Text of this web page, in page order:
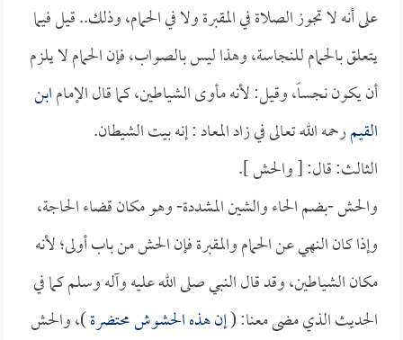
على أنه لا تجوز الصلاة في المقبرة ولا في الحمام، وذلك.. قيل فيما
يتعلق بالحمام للنجاسة، وهذا ليس بالصواب، فإن الحمام لا يلزم
أن يكون نجساً، وقيل: لأنه مأوى الشياطين، كما قال الإمامابن
القيمرحمه الله تعالى في زاد المعاد : إنه بيت الشيطان.
الثالث: قال: [ والحش ].
والحش -بضم الحاء والشين المشددة- وهو مكان قضاء الحاجة،
وإذا كان النهي عن الحمام والمقبرة فإن الحش من باب أولى؛ لأنه
مكان الشياطين، وقد قال النبي صلى الله عليه وآله وسلم كما في
الحديث الذي مضى معنا: (إن هذه الحشوش محتضرة)، والحش